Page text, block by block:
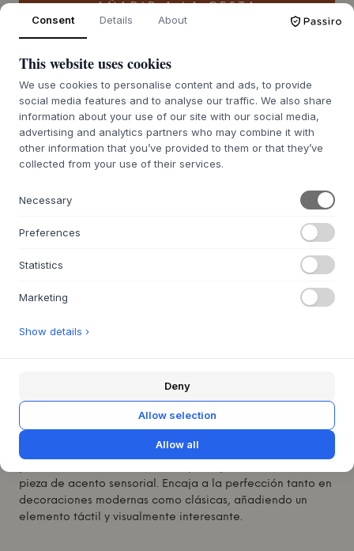
AÑADIR A LA CESTA
de entrega
DESCRIPCIÓN
sensualidad y al legado del diseño. La hermosa taza,
elaborada en porcelana de alta calidad. Atrae la mirada
con su singular superficie bicolor, donde un exterior mate
se encuentra con un esmalte brillante y lustroso. Esta fusión
de texturas confiere a la taza una expresión escultural,
inspirada en las formas orgánicas de las dunas y en la
aporta una elegancia serena y profundidad al espacio.
de tu café matutino o como una discreta decoración en
una estantería. Su acabado refinado se aprecia
especialmente cuando la luz capta su brillo cambiante y
sus suaves colores, Alabaster (blanco roto) o Slate (marrón
oscuro). Combínala con otras piezas de la colección Dune
pieza de acento sensorial. Encaja a la perfección tanto en
decoraciones modernas como clásicas, añadiendo un
elemento táctil y visualmente interesante.
Consent Details About
This website uses cookies
We use cookies to personalise content and ads, to provide
social media features and to analyse our traffic. We also share
information about your use of our site with our social media,
advertising and analytics partners who may combine it with
other information that you’ve provided to them or that they’ve
collected from your use of their services.
Necessary
Preferences
Statistics
Marketing
Show details ›
Deny
Allow selection
Allow all